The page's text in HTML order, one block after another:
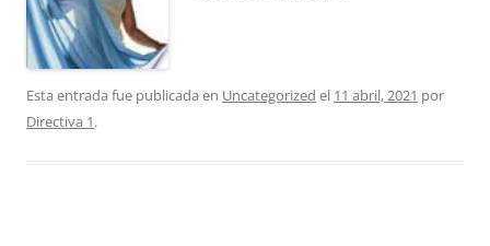
Esta entrada fue publicada en Uncategorized el 11 abril, 2021 por
Directiva 1.